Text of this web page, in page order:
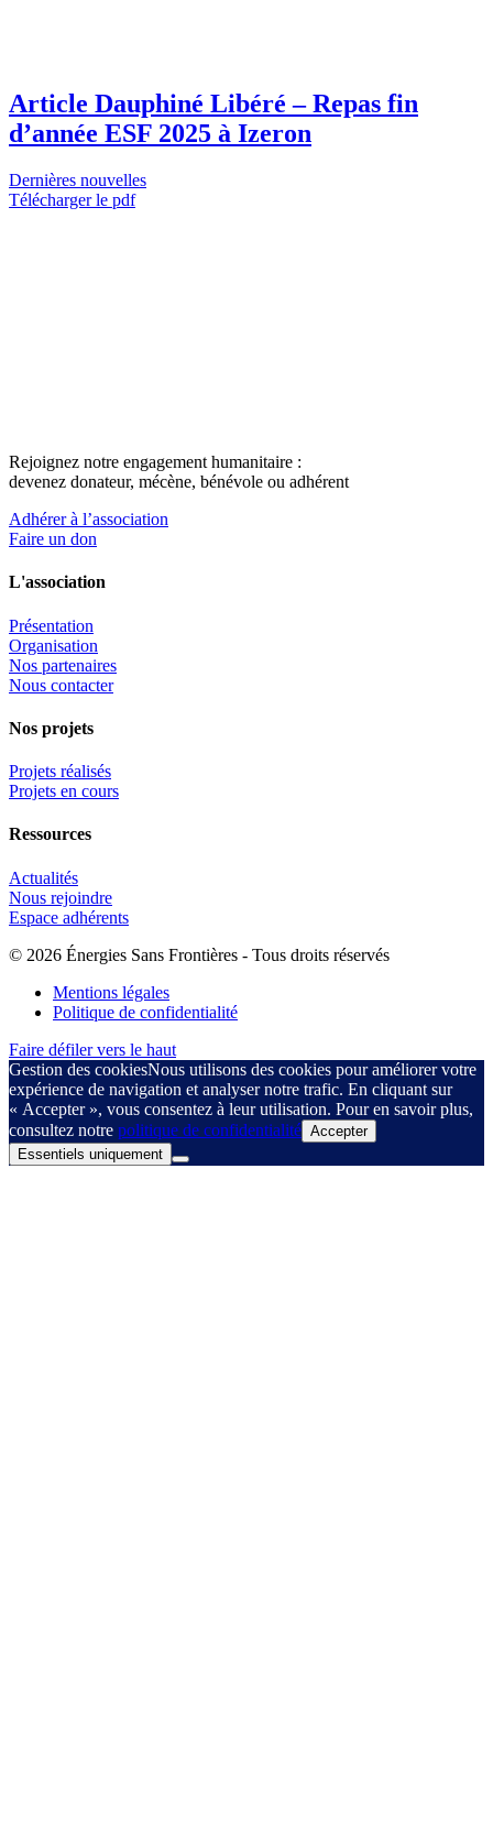
Article Dauphiné Libéré – Repas fin
d’année ESF 2025 à Izeron
Dernières nouvelles
Télécharger le pdf
Rejoignez notre engagement humanitaire :
devenez donateur, mécène, bénévole ou adhérent
Adhérer à l’association
Faire un don
L'association
Présentation
Organisation
Nos partenaires
Nous contacter
Nos projets
Projets réalisés
Projets en cours
Ressources
Actualités
Nous rejoindre
Espace adhérents
© 2026 Énergies Sans Frontières - Tous droits réservés
Mentions légales
Politique de confidentialité
Faire défiler vers le haut
Gestion des cookiesNous utilisons des cookies pour améliorer votre
expérience de navigation et analyser notre trafic. En cliquant sur
« Accepter », vous consentez à leur utilisation. Pour en savoir plus,
consultez notre politique de confidentialité Accepter
Essentiels uniquement